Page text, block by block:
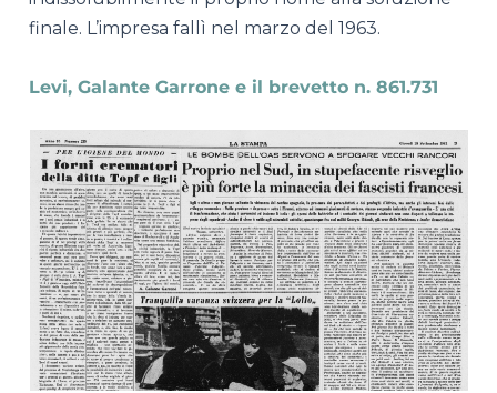
finale. L’impresa fallì nel marzo del 1963.
Levi, Galante Garrone e il brevetto n. 861.731